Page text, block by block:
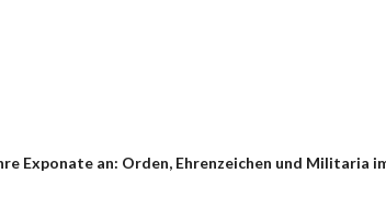
Exponate an: Orden, Ehrenzeichen und Militaria